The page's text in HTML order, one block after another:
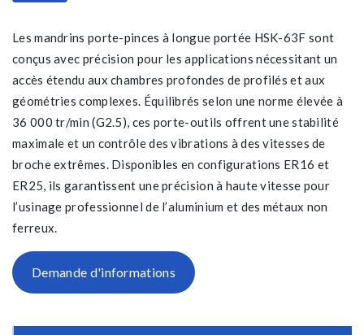
Les mandrins porte-pinces à longue portée HSK-63F sont
conçus avec précision pour les applications nécessitant un
accès étendu aux chambres profondes de profilés et aux
géométries complexes. Équilibrés selon une norme élevée à
36 000 tr/min (G2.5), ces porte-outils offrent une stabilité
maximale et un contrôle des vibrations à des vitesses de
broche extrêmes. Disponibles en configurations ER16 et
ER25, ils garantissent une précision à haute vitesse pour
l’usinage professionnel de l’aluminium et des métaux non
ferreux.
Demande d'informations